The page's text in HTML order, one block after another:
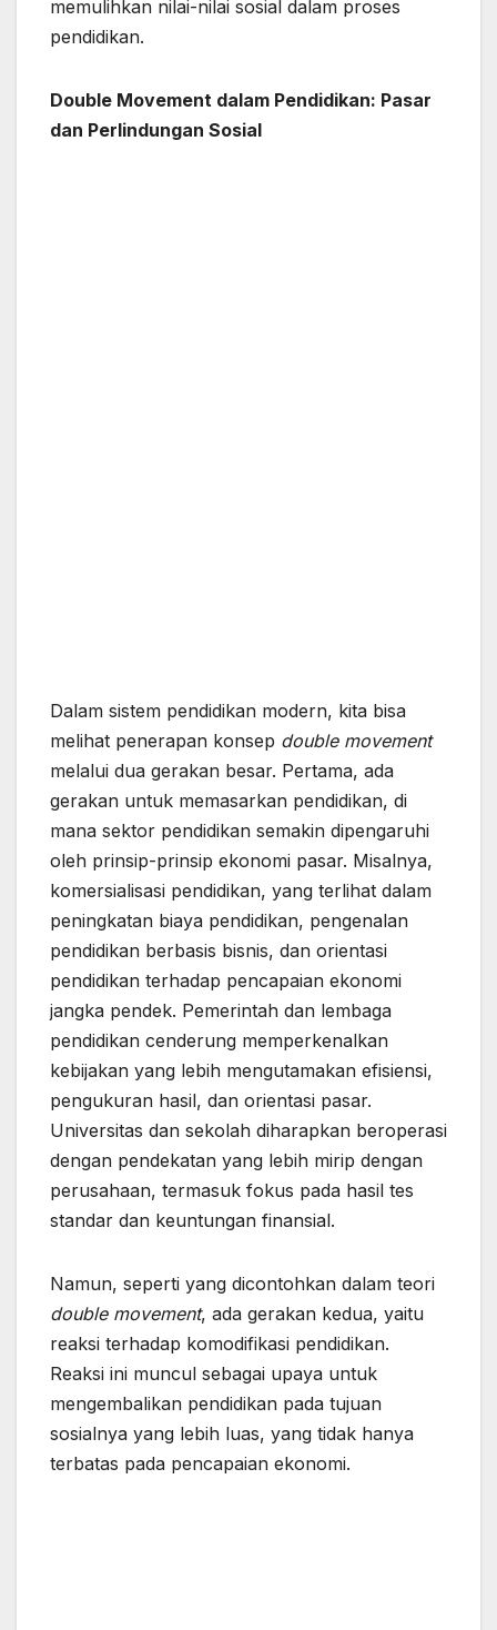
memulihkan nilai-nilai sosial dalam proses
pendidikan.
Double Movement dalam Pendidikan: Pasar
dan Perlindungan Sosial
Dalam sistem pendidikan modern, kita bisa
melihat penerapan konsep double movement
melalui dua gerakan besar. Pertama, ada
gerakan untuk memasarkan pendidikan, di
mana sektor pendidikan semakin dipengaruhi
oleh prinsip-prinsip ekonomi pasar. Misalnya,
komersialisasi pendidikan, yang terlihat dalam
peningkatan biaya pendidikan, pengenalan
pendidikan berbasis bisnis, dan orientasi
pendidikan terhadap pencapaian ekonomi
jangka pendek. Pemerintah dan lembaga
pendidikan cenderung memperkenalkan
kebijakan yang lebih mengutamakan efisiensi,
pengukuran hasil, dan orientasi pasar.
Universitas dan sekolah diharapkan beroperasi
dengan pendekatan yang lebih mirip dengan
perusahaan, termasuk fokus pada hasil tes
standar dan keuntungan finansial.
Namun, seperti yang dicontohkan dalam teori
double movement, ada gerakan kedua, yaitu
reaksi terhadap komodifikasi pendidikan.
Reaksi ini muncul sebagai upaya untuk
mengembalikan pendidikan pada tujuan
sosialnya yang lebih luas, yang tidak hanya
terbatas pada pencapaian ekonomi.